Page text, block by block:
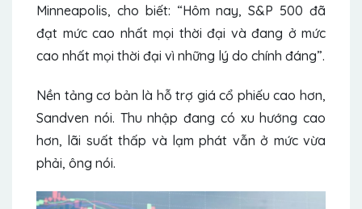
Minneapolis, cho biết: “Hôm nay, S&P 500 đã
đạt mức cao nhất mọi thời đại và đang ở mức
cao nhất mọi thời đại vì những lý do chính đáng”.
Nền tảng cơ bản là hỗ trợ giá cổ phiếu cao hơn,
Sandven nói. Thu nhập đang có xu hướng cao
hơn, lãi suất thấp và lạm phát vẫn ở mức vừa
phải, ông nói.